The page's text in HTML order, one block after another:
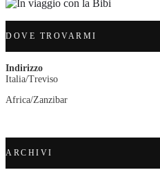
DOVE TROVARMI
Indirizzo
Italia/Treviso
Africa/Zanzibar
ARCHIVI